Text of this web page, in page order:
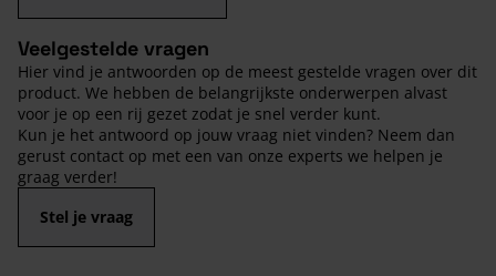
Veelgestelde vragen
Hier vind je antwoorden op de meest gestelde vragen over dit
product. We hebben de belangrijkste onderwerpen alvast
voor je op een rij gezet zodat je snel verder kunt.
Kun je het antwoord op jouw vraag niet vinden? Neem dan
gerust contact op met een van onze experts we helpen je
graag verder!
Stel je vraag